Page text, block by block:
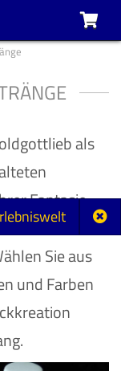
als
Fantasie
Sie aus
und Farben